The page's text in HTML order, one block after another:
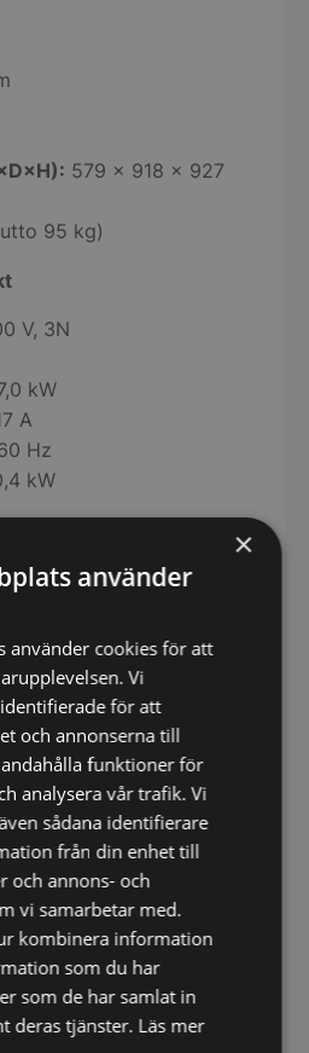
579 × 918 × 927
95 kg)
V, 3N
kW
A
Hz
kW
bar
ca 10 l/timme
rekommenderas
FagorTouch
recept:200 st
antal (upp till 9
EZ-Sensor med 4
med auto-
1 % precision
×
använder
använder cookies för att
Vi
för att
och annonserna till
funktioner för
analysera vår trafik. Vi
sådana identifierare
från din enhet till
och annons- och
vi samarbetar med.
kombinera information
som du har
som de har samlat in
deras tjänster. Läs mer